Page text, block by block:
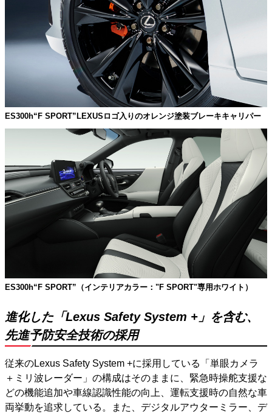
ES300h“F SPORT”LEXUSロゴ入りのオレンジ塗装ブレーキキャリパー
ES300h“F SPORT”（インテリアカラー："F SPORT"専用ホワイト）
進化した「Lexus Safety System +」を含む、
先進予防安全技術の採用
従来のLexus Safety System +に採用している「単眼カメラ
＋ミリ波レーダー」の構成はそのままに、緊急時操舵支援な
どの機能追加や車線認識性能の向上、運転支援時の自然な車
両挙動を追求している。また、デジタルアウターミラー、デ